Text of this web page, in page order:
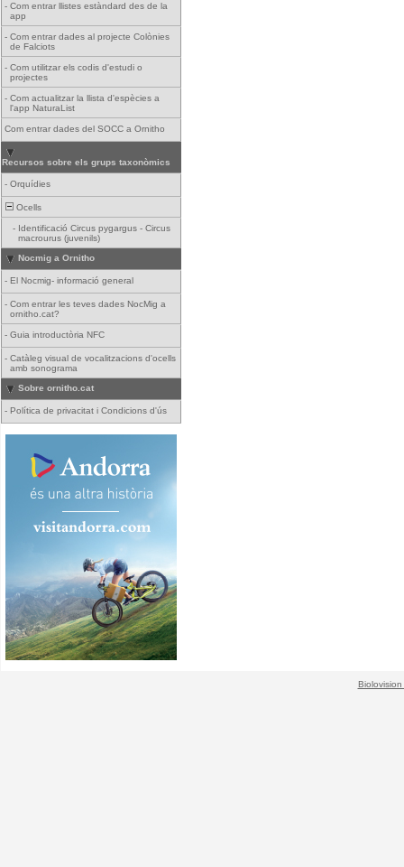
- Com entrar llistes estàndard des de la
app
- Com entrar dades al projecte Colònies
de Falciots
- Com utilitzar els codis d'estudi o
projectes
- Com actualitzar la llista d'espècies a
l'app NaturaList
Com entrar dades del SOCC a Ornitho
Recursos sobre els grups taxonòmics
- Orquídies
Ocells
- Identificació Circus pygargus - Circus
macrourus (juvenils)
Nocmig a Ornitho
- El Nocmig- informació general
- Com entrar les teves dades NocMig a
ornitho.cat?
- Guia introductòria NFC
- Catàleg visual de vocalitzacions d'ocells
amb sonograma
Sobre ornitho.cat
- Política de privacitat i Condicions d'ús
Biolovision